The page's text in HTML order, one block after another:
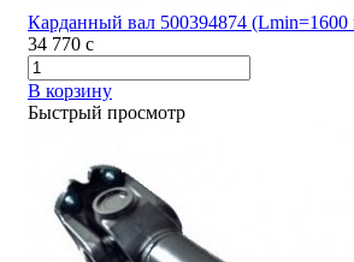
Карданный вал 500394874
34 770 c
В корзину
Быстрый просмотр